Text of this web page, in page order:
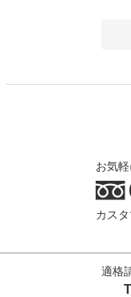
お気
カス
適格